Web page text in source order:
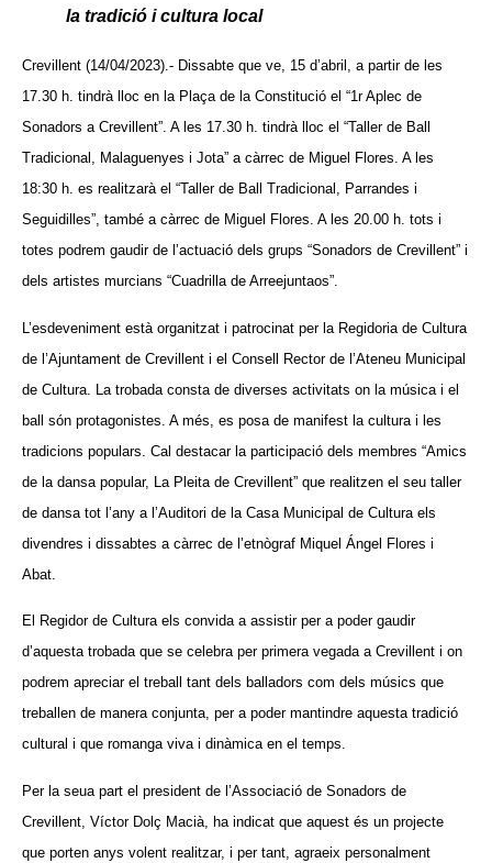
la tradició i cultura local
Crevillent (14/04/2023).- Dissabte que ve, 15 d’abril, a partir de les
17.30 h. tindrà lloc en la Plaça de la Constitució el “1r Aplec de
Sonadors a Crevillent”. A les 17.30 h. tindrà lloc el “Taller de Ball
Tradicional, Malaguenyes i Jota” a càrrec de Miguel Flores. A les
18:30 h. es realitzarà el “Taller de Ball Tradicional, Parrandes i
Seguidilles”, també a càrrec de Miguel Flores. A les 20.00 h. tots i
totes podrem gaudir de l’actuació dels grups “Sonadors de Crevillent” i
dels artistes murcians “Cuadrilla de Arreejuntaos”.
L’esdeveniment està organitzat i patrocinat per la Regidoria de Cultura
de l’Ajuntament de Crevillent i el Consell Rector de l’Ateneu Municipal
de Cultura. La trobada consta de diverses activitats on la música i el
ball són protagonistes. A més, es posa de manifest la cultura i les
tradicions populars. Cal destacar la participació dels membres “Amics
de la dansa popular, La Pleita de Crevillent” que realitzen el seu taller
de dansa tot l’any a l’Auditori de la Casa Municipal de Cultura els
divendres i dissabtes a càrrec de l’etnògraf Miquel Ángel Flores i
Abat.
El Regidor de Cultura els convida a assistir per a poder gaudir
d’aquesta trobada que se celebra per primera vegada a Crevillent i on
podrem apreciar el treball tant dels balladors com dels músics que
treballen de manera conjunta, per a poder mantindre aquesta tradició
cultural i que romanga viva i dinàmica en el temps.
Per la seua part el president de l’Associació de Sonadors de
Crevillent, Víctor Dolç Macià, ha indicat que aquest és un projecte
que porten anys volent realitzar, i per tant, agraeix personalment